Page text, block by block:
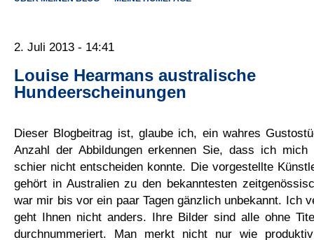
2. Juli 2013 - 14:41
Louise Hearmans australische
Hundeerscheinungen
Dieser Blogbeitrag ist, glaube ich, ein wahres
Anzahl der Abbildungen erkennen Sie, dass ich mich
schier nicht entscheiden konnte. Die vorgestellte
gehört in Australien zu den bekanntesten
war mir bis vor ein paar Tagen gänzlich unbekannt. Ich
geht Ihnen nicht anders. Ihre Bilder sind alle ohne
durchnummeriert. Man merkt nicht nur wie produktiv